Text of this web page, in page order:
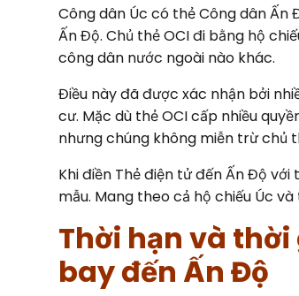
Công dân Úc có thẻ Công dân Ấn
Ấn Độ. Chủ thẻ OCI đi bằng hộ
công dân nước ngoài nào khác.
Điều này đã được xác nhận bởi
cư. Mặc dù thẻ OCI cấp nhiều
nhưng chúng không miễn trừ chủ
Khi điền Thẻ điện tử đến Ấn Độ
mẫu. Mang theo cả hộ chiếu Úc và
Thời hạn và
bay đến Ấn Độ